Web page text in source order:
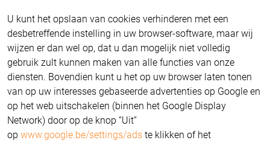
U kunt het opslaan van cookies verhinderen met een
desbetreffende instelling in uw browser-software, maar wij
wijzen er dan wel op, dat u dan mogelijk niet volledig
gebruik zult kunnen maken van alle functies van onze
diensten. Bovendien kunt u het op uw browser laten tonen
van op uw interesses gebaseerde advertenties op Google en
op het web uitschakelen (binnen het Google Display
Network) door op de knop “Uit”
op www.google.be/settings/ads te klikken of het